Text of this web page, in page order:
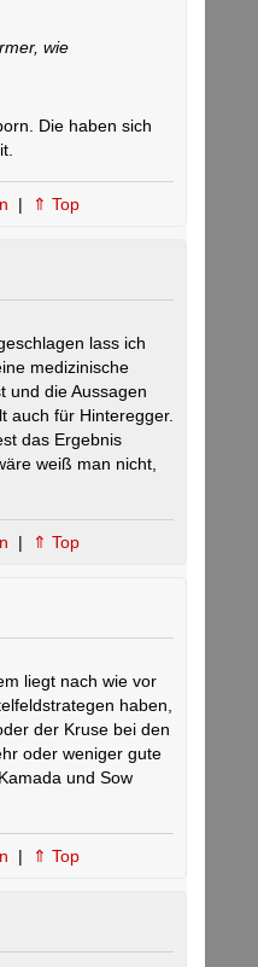
wie
Die haben sich
| ⇑ Top
lass ich
medizinische
und die Aussagen
auch für Hinteregger.
das Ergebnis
weiß man nicht,
| ⇑ Top
liegt nach wie vor
haben,
der Kruse bei den
oder weniger gute
und Sow
| ⇑ Top